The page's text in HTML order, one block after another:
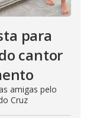
para
cantor
amigas pelo
Cruz